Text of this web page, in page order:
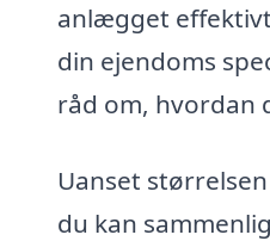
anlægget
din ejendoms
råd om, hvordan
Uanset
du kan